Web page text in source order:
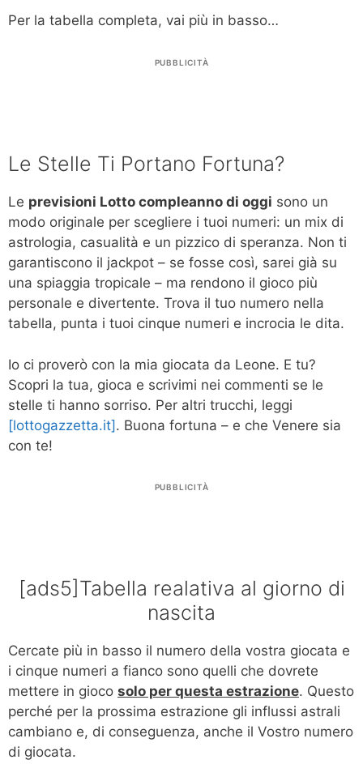
Per la tabella completa, vai più in basso…
PUBBLICITÀ
Le Stelle Ti Portano Fortuna?
Le previsioni Lotto compleanno di oggi sono un
modo originale per scegliere i tuoi numeri: un mix di
astrologia, casualità e un pizzico di speranza. Non ti
garantiscono il jackpot – se fosse così, sarei già su
una spiaggia tropicale – ma rendono il gioco più
personale e divertente. Trova il tuo numero nella
tabella, punta i tuoi cinque numeri e incrocia le dita.
Io ci proverò con la mia giocata da Leone. E tu?
Scopri la tua, gioca e scrivimi nei commenti se le
stelle ti hanno sorriso. Per altri trucchi, leggi
[lottogazzetta.it]. Buona fortuna – e che Venere sia
con te!
PUBBLICITÀ
[ads5]Tabella realativa al giorno di
nascita
Cercate più in basso il numero della vostra giocata e
i cinque numeri a fianco sono quelli che dovrete
mettere in gioco solo per questa estrazione. Questo
perché per la prossima estrazione gli influssi astrali
cambiano e, di conseguenza, anche il Vostro numero
di giocata.